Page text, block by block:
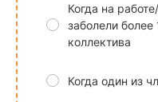
Когда на
заболели более
коллектива
Когда один из